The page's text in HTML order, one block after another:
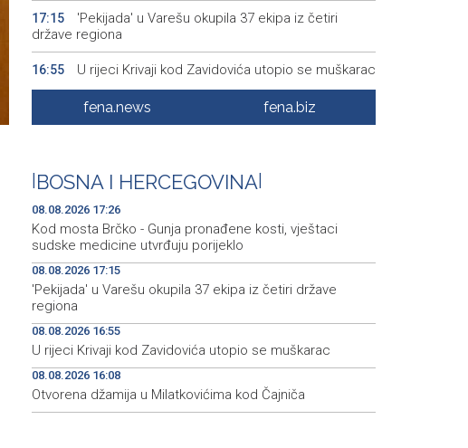
17:15
'Pekijada' u Varešu okupila 37 ekipa iz četiri
države regiona
16:55 U rijeci Krivaji kod Zavidovića utopio se muškarac
Otvorena džamija u Milatkovićima kod Čajniča
fena.news fena.biz
BOSNA I HERCEGOVINA
08.08.2026 17:26
Kod mosta Brčko - Gunja pronađene kosti, vještaci
sudske medicine utvrđuju porijeklo
08.08.2026 17:15
'Pekijada' u Varešu okupila 37 ekipa iz četiri države
regiona
08.08.2026 16:55
U rijeci Krivaji kod Zavidovića utopio se muškarac
08.08.2026 16:08
Otvorena džamija u Milatkovićima kod Čajniča